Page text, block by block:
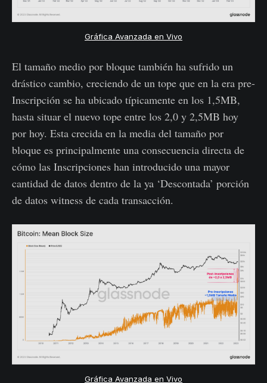
Gráfica Avanzada en Vivo
El tamaño medio por bloque también ha sufrido un
drástico cambio, creciendo de un tope que en la era pre-
Inscripción se ha ubicado típicamente en los 1,5MB,
hasta situar el nuevo tope entre los 2,0 y 2,5MB hoy
por hoy. Esta crecida en la media del tamaño por
bloque es principalmente una consecuencia directa de
cómo las Inscripciones han introducido una mayor
cantidad de datos dentro de la ya ‘Descontada’ porción
de datos witness de cada transacción.
Gráfica Avanzada en Vivo